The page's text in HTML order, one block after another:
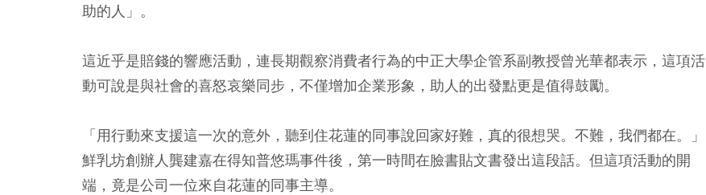
助的人」。
這近乎是賠錢的響應活動，連長期觀察消費者行為的中正大學企管系副教授曾光華都表示，這項活
動可說是與社會的喜怒哀樂同步，不僅增加企業形象，助人的出發點更是值得鼓勵。
「用行動來支援這一次的意外，聽到住花蓮的同事說回家好難，真的很想哭。不難，我們都在。」
鮮乳坊創辦人龔建嘉在得知普悠瑪事件後，第一時間在臉書貼文書發出這段話。但這項活動的開
端，竟是公司一位來自花蓮的同事主導。